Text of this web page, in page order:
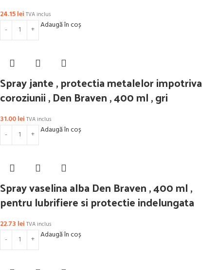
24.15lei TVA inclus
Adaugă în coș
Spray jante , protectia metalelor impotriva
coroziunii , Den Braven , 400 ml , gri
31.00lei TVA inclus
Adaugă în coș
Spray vaselina alba Den Braven , 400 ml ,
pentru lubrifiere si protectie indelungata
22.73 lei TVA inclus
Adaugă în coș